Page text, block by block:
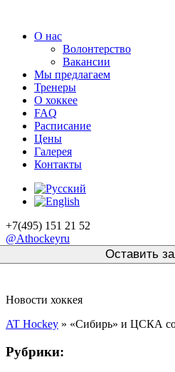
О нас
Волонтерство
Вакансии
Мы предлагаем
Тренеры
О хоккее
FAQ
Расписание
Цены
Галерея
Контакты
+7(495) 151 21 52
@Athockeyru
Новости хоккея
AT Hockey » «Сибирь» и ЦСКА
Рубрики: